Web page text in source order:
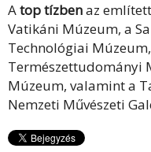
Atop tízbenaz
Vatikáni Múzeum, a
Technológiai
Természettudományi
Múzeum, valamint a
Nemzeti Művészeti